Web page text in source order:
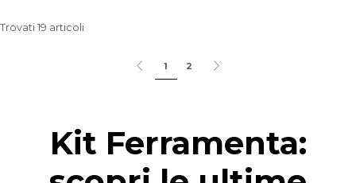
Trovati 19 articoli
1 2
Kit Ferramenta: